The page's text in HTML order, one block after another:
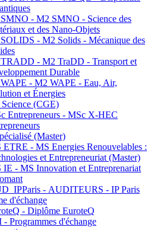
- M2 SMNO - Science des
et des Nano-Objets
- M2 Solids - Mécanique des
- M2 TraDD - Transport et
Durable
- M2 WAPE - Eau, Air,
et Énergies
(CGE)
Entrepreneurs - MSc X-HEC
(Master)
ETRE - MS Energies Renouvelables :
et Entrepreneuriat (Master)
IE - MS Innovation et Entreprenariat
- AUDITEURS - IP Paris
d'échange
- Diplôme EuroteQ
- Programmes d'échange